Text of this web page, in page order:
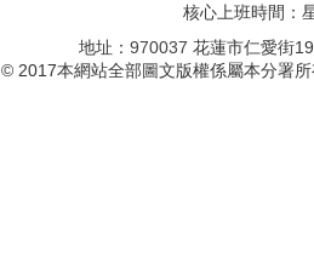
核心上班時間：
地址： 970037 花蓮市仁愛街
© 2017本網站全部圖文版權係屬本分署